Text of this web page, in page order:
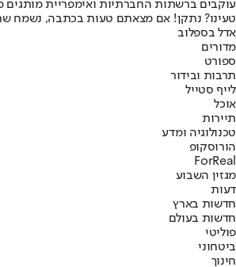
עוקבים ברשתות החברתיות ואימפריית מותגים
טעינו? נתקן! אם מצאתם טעות בכתבה, נשמח
אדל בספלוב
מדורים
ספורט
תרבות ובידור
לייף סטייל
אוכל
תיירות
טכנולוגיה ומדע
הורוסקופ
ForReal
מגזין השבוע
דעות
חדשות בארץ
חדשות בעולם
פוליטי
ביטחוני
חינוך